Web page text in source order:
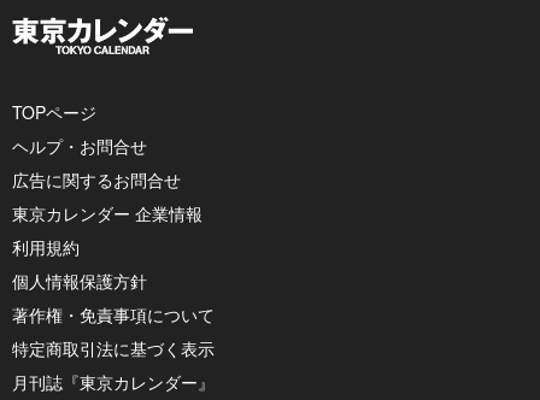
TOPページ
ヘルプ・お問合せ
広告に関するお問合せ
東京カレンダー 企業情報
利用規約
個人情報保護方針
著作権・免責事項について
特定商取引法に基づく表示
月刊誌『東京カレンダー』